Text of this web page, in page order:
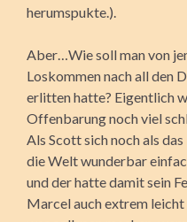
herumspukte.).
Aber…Wie soll man von
Loskommen nach all den
erlitten hatte? Eigentlich
Offenbarung noch viel
Als Scott sich noch als
die Welt wunderbar
und der hatte damit sein
Marcel auch extrem leicht